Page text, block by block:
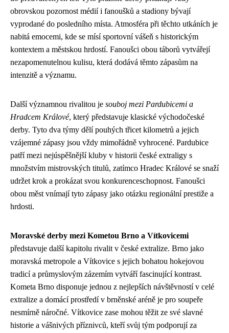
obrovskou pozornost médií i fanoušků a stadiony bývají
vyprodané do posledního místa. Atmosféra při těchto utkáních je
nabitá emocemi, kde se mísí sportovní vášeň s historickým
kontextem a městskou hrdostí. Fanoušci obou táborů vytvářejí
nezapomenutelnou kulisu, která dodává těmto zápasům na
intenzitě a významu.
Další významnou rivalitou je souboj mezi Pardubicemi a
Hradcem Králové, který představuje klasické východočeské
derby. Tyto dva týmy dělí pouhých třicet kilometrů a jejich
vzájemné zápasy jsou vždy mimořádně vyhrocené. Pardubice
patří mezi nejúspěšnější kluby v historii české extraligy s
množstvím mistrovských titulů, zatímco Hradec Králové se snaží
udržet krok a prokázat svou konkurenceschopnost. Fanoušci
obou měst vnímají tyto zápasy jako otázku regionální prestiže a
hrdosti.
Moravské derby mezi Kometou Brno a Vítkovicemi
představuje další kapitolu rivalit v české extralize. Brno jako
moravská metropole a Vítkovice s jejich bohatou hokejovou
tradicí a průmyslovým zázemím vytváří fascinující kontrast.
Kometa Brno disponuje jednou z nejlepších návštěvností v celé
extralize a domácí prostředí v brněnské aréně je pro soupeře
nesmírně náročné. Vítkovice zase mohou těžit ze své slavné
historie a vášnivých příznivců, kteří svůj tým podporují za